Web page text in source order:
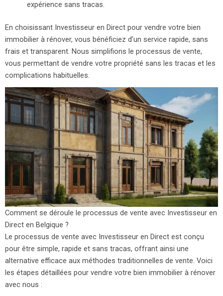
expérience sans tracas.
En choisissant Investisseur en Direct pour vendre votre bien
immobilier à rénover, vous bénéficiez d’un service rapide, sans
frais et transparent. Nous simplifions le processus de vente,
vous permettant de vendre votre propriété sans les tracas et les
complications habituelles.
Comment se déroule le processus de vente avec Investisseur en
Direct en Belgique ?
Le processus de vente avec Investisseur en Direct est conçu
pour être simple, rapide et sans tracas, offrant ainsi une
alternative efficace aux méthodes traditionnelles de vente. Voici
les étapes détaillées pour vendre votre bien immobilier à rénover
avec nous :